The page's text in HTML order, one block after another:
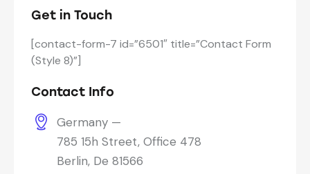
Get in Touch
[contact-form-7 id=”6501″ title=”Contact Form
(Style 8)”]
Contact Info
Germany —
785 15h Street, Office 478
Berlin, De 81566